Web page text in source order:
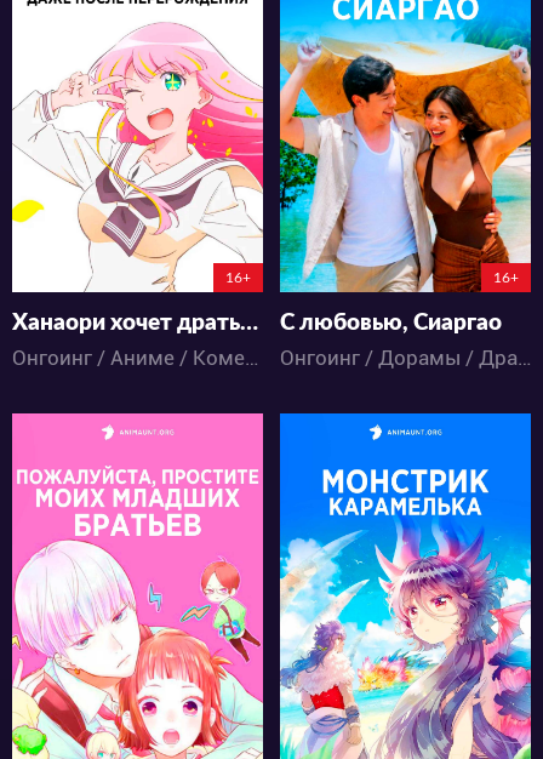
8101
15 10
2:10:52:31
16+
Ханаори хочет драться даже после перерождения
Онгоинг / Аниме / Комедия / Романтика / Фэнтези
2402
23 6
2:8:36:31
16+
С любовью, Сиаргао
Онгоинг / Дорамы / Драма / Комедия / Романтика
14026
33 15
1:10:54:31
14365
48 20
11:7:31